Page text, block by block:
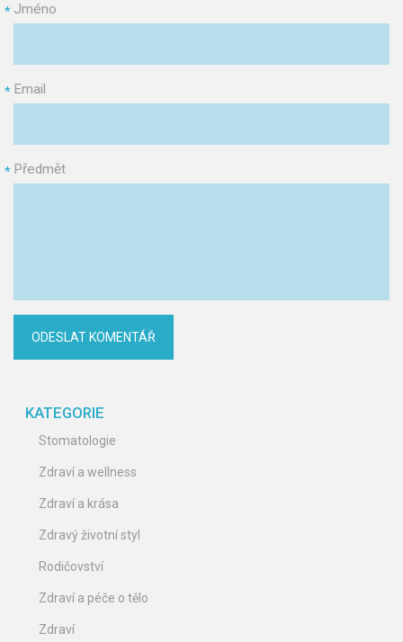
Jméno
*
Email
*
Předmět
*
KATEGORIE
Stomatologie
Zdraví a wellness
Zdraví a krása
Zdravý životní styl
Rodičovství
Zdraví a péče o tělo
Zdraví